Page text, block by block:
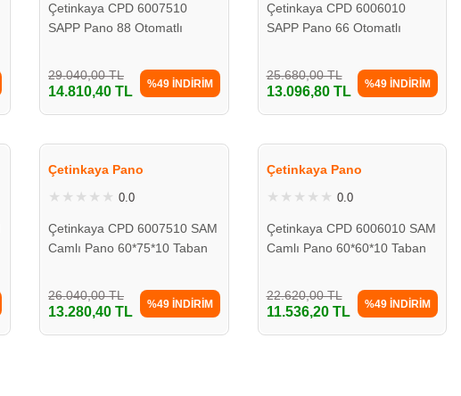
Çetinkaya CPD 6007510
SAPP Pano 88 Otomatlı
29.040,00 TL
14.810,40 TL
%49 İNDİRİM
Çetinkaya CPD 6006010
SAPP Pano 66 Otomatlı
25.680,00 TL
13.096,80 TL
%49 İNDİRİM
Çetinkaya Pano
0.0
Çetinkaya CPD 6007510 SAM
Camlı Pano 60*75*10 Taban
26.040,00 TL
13.280,40 TL
%49 İNDİRİM
Çetinkaya Pano
0.0
Çetinkaya CPD 6006010 SAM
Camlı Pano 60*60*10 Taban
22.620,00 TL
11.536,20 TL
%49 İNDİRİM